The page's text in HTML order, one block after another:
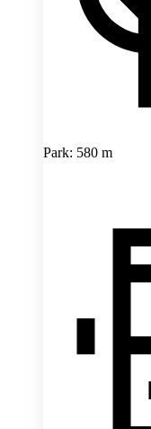
Park: 580 m